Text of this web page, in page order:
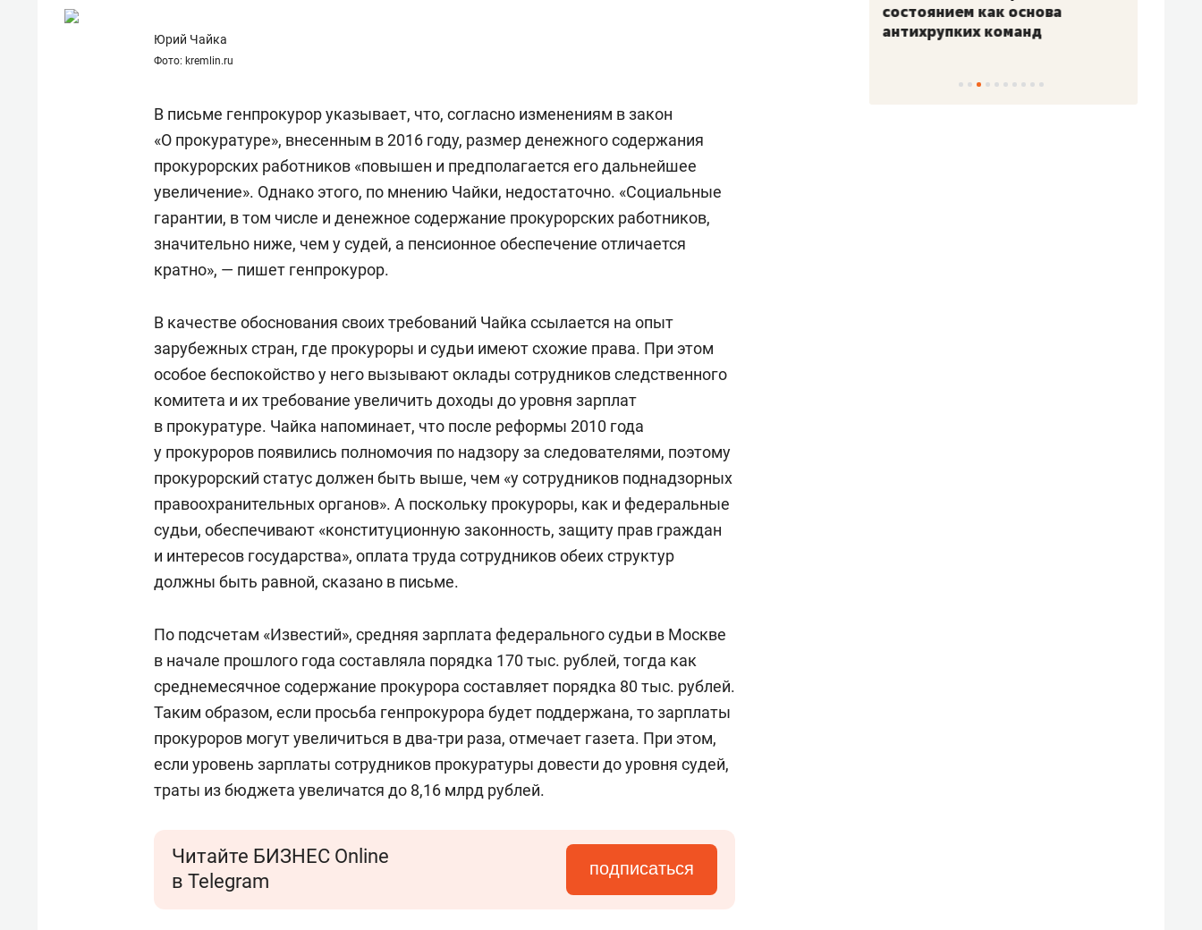
Юрий Чайка
Фото: kremlin.ru
В письме генпрокурор указывает, что, согласно изменениям в закон
«О прокуратуре», внесенным в 2016 году, размер денежного содержания
прокурорских работников «повышен и предполагается его дальнейшее
увеличение». Однако этого, по мнению Чайки, недостаточно. «Социальные
гарантии, в том числе и денежное содержание прокурорских работников,
значительно ниже, чем у судей, а пенсионное обеспечение отличается
кратно», — пишет генпрокурор.
В качестве обоснования своих требований Чайка ссылается на опыт
зарубежных стран, где прокуроры и судьи имеют схожие права. При этом
особое беспокойство у него вызывают оклады сотрудников следственного
комитета и их требование увеличить доходы до уровня зарплат
в прокуратуре. Чайка напоминает, что после реформы 2010 года
у прокуроров появились полномочия по надзору за следователями, поэтому
прокурорский статус должен быть выше, чем «у сотрудников поднадзорных
правоохранительных органов». А поскольку прокуроры, как и федеральные
судьи, обеспечивают «конституционную законность, защиту прав граждан
и интересов государства», оплата труда сотрудников обеих структур
должны быть равной, сказано в письме.
По подсчетам «Известий», средняя зарплата федерального судьи в Москве
в начале прошлого года составляла порядка 170 тыс. рублей, тогда как
среднемесячное содержание прокурора составляет порядка 80 тыс. рублей.
Таким образом, если просьба генпрокурора будет поддержана, то зарплаты
прокуроров могут увеличиться в два-три раза, отмечает газета. При этом,
если уровень зарплаты сотрудников прокуратуры довести до уровня судей,
траты из бюджета увеличатся до 8,16 млрд рублей.
Читайте БИЗНЕС Online
в Telegram
подписаться
«Гонка Героев»